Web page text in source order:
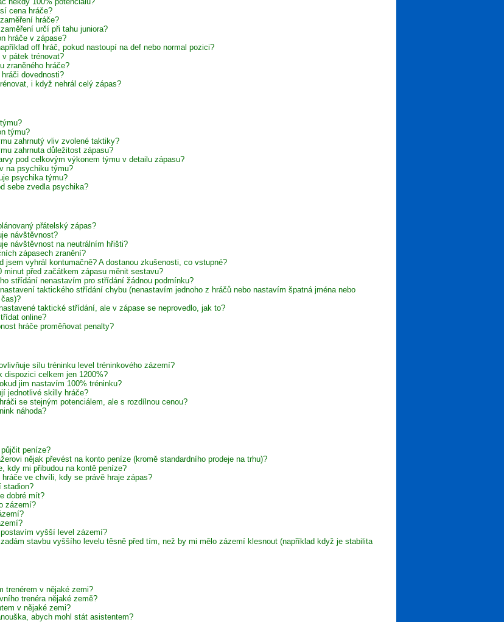
cena hráče?
hráče?
určí při tahu juniora?
hráče v zápase?
off hráč, pokud nastoupí na def nebo normal pozici?
v pátek trénovat?
zraněného hráče?
dovednosti?
i když nehrál celý zápas?
týmu?
zahrnutý vliv zvolené taktiky?
zahrnuta důležitost zápasu?
pod celkovým výkonem týmu v detailu zápasu?
na psychiku týmu?
psychika týmu?
sebe zvedla psychika?
přátelský zápas?
návštěvnost?
návštěvnost na neutrálním hřišti?
zápasech zranění?
jsem vyhrál kontumačně? A dostanou zkušenosti, co vstupné?
minut před začátkem zápasu měnit sestavu?
střídání nenastavím pro střídání žádnou podmínku?
taktického střídání chybu (nenastavím jednoho z hráčů nebo nastavím špatná jména nebo
taktické střídání, ale v zápase se neprovedlo, jak to?
online?
hráče proměňovat penalty?
sílu tréninku level tréninkového zázemí?
dispozici celkem jen 1200%?
jim nastavím 100% tréninku?
jednotlivé skilly hráče?
se stejným potenciálem, ale s rozdílnou cenou?
náhoda?
peníze?
nějak převést na konto peníze (kromě standardního prodeje na trhu)?
kdy mi přibudou na kontě peníze?
ve chvíli, kdy se právě hraje zápas?
stadion?
dobré mít?
zázemí?
vyšší level zázemí?
stavbu vyššího levelu těsně před tím, než by mi mělo zázemí klesnout (například když je stabilita
trenérem v nějaké zemi?
trenéra nějaké země?
v nějaké zemi?
abych mohl stát asistentem?